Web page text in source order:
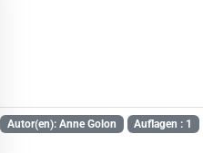
Autor(en): Anne Golon Auflagen : 1